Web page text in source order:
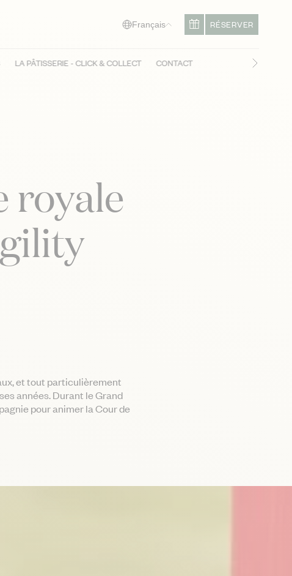
Français RÉSERVER
LA PÂTISSERIE - CLICK & COLLECT CONTACT
royale
et tout particulièrement
années. Durant le Grand
pour animer la Cour de